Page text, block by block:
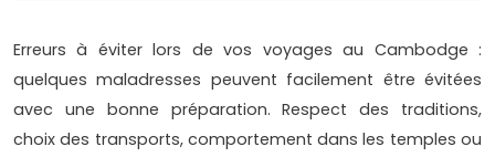
Erreurs à éviter lors de vos voyages au Cambodge :
quelques maladresses peuvent facilement être évitées
avec une bonne préparation. Respect des traditions,
choix des transports, comportement dans les temples ou